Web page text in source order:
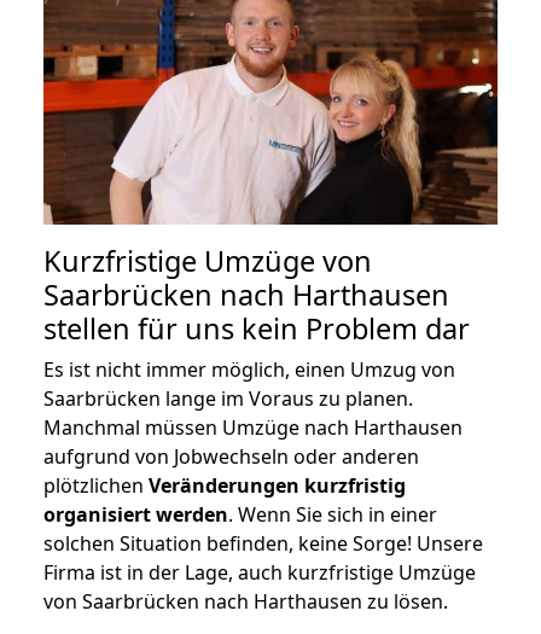
Kurzfristige Umzüge von
Saarbrücken nach Harthausen
stellen für uns kein Problem dar
Es ist nicht immer möglich, einen Umzug von
Saarbrücken lange im Voraus zu planen.
Manchmal müssen Umzüge nach Harthausen
aufgrund von Jobwechseln oder anderen
plötzlichen Veränderungen kurzfristig
organisiert werden. Wenn Sie sich in einer
solchen Situation befinden, keine Sorge! Unsere
Firma ist in der Lage, auch kurzfristige Umzüge
von Saarbrücken nach Harthausen zu lösen.